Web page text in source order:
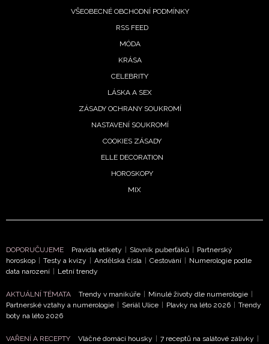
NEWSLETTER
ODESLAT
VŠEOBECNÉ OBCHODNÍ PODMÍNKY
RSS FEED
MÓDA
KRÁSA
CELEBRITY
LÁSKA A SEX
ZÁSADY OCHRANY SOUKROMÍ
NASTAVENÍ SOUKROMÍ
COOKIES ZÁSADY
ELLE DECORATION
HOROSKOPY
MIX
DOPORUČUJEME Pravidla etikety | Slovník puberťáků | Partnerský
horoskop | Testy a kvízy | Andělská čísla | Cestování | Numerologie podle
data narození | Letní trendy
AKTUÁLNÍ TÉMATA Trendy v manikúře | Minulé životy dle numerologie |
Partnerské vztahy a numerologie | Seriál Ulice | Plavky na léto 2026 | Trendy
boty na léto 2026
VAŘENÍ A RECEPTY Vláčné domácí housky | 7 receptů na salátové zálivky |